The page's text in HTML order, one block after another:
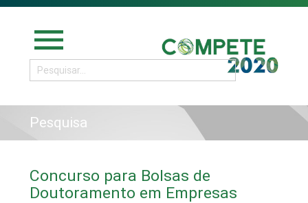
menu
Pesquisa
Concurso para Bolsas de
Doutoramento em Empresas